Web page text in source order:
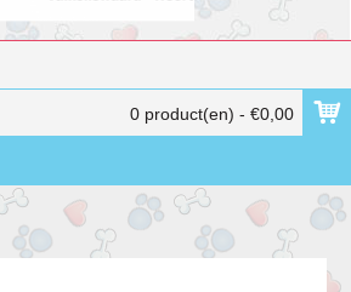
0 product(en) - €0,00